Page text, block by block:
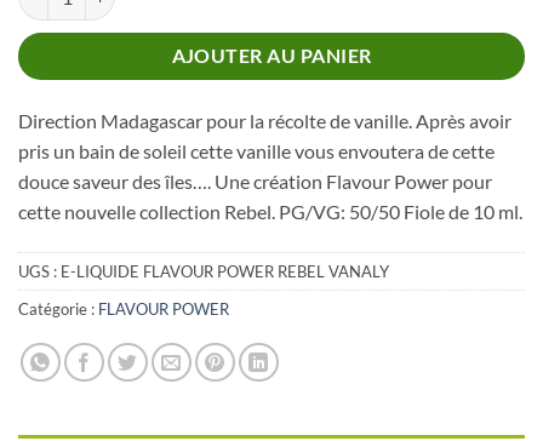
AJOUTER AU PANIER
Direction Madagascar pour la récolte de vanille. Après avoir
pris un bain de soleil cette vanille vous envoutera de cette
douce saveur des îles…. Une création Flavour Power pour
cette nouvelle collection Rebel. PG/VG: 50/50 Fiole de 10 ml.
UGS : E-LIQUIDE FLAVOUR POWER REBEL VANALY
Catégorie : FLAVOUR POWER